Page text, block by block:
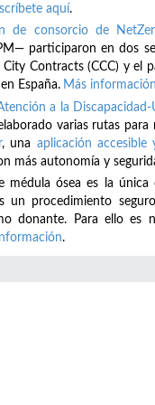
aquí.
de consorcio de
participaron en dos
Contracts (CCC) y el
España. Más información
a la Discapacidad-
varias rutas
, una aplicación accesible
más autonomía y
médula ósea es la
un procedimiento
donante. Para ello es
.